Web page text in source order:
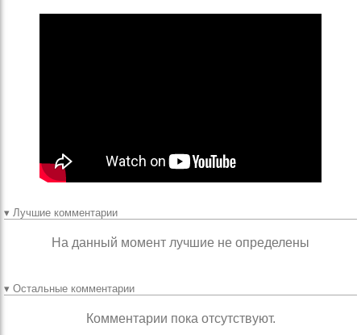
▾ Лучшие комментарии
На данный момент лучшие не определены
▾ Остальные комментарии
Комментарии пока отсутствуют.